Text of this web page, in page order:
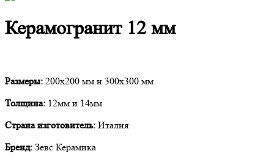
Керамогранит 12 мм
Размеры: 200х200 мм и 300х300 мм
Толщина: 12мм и 14мм
Страна изготовитель: Италия
Бренд: Зевс Керамика